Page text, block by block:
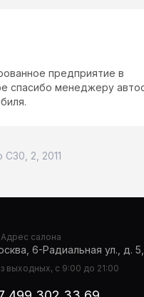
предприятие в
спасибо менеджеру
C30, 2, 2011
Адрес салона
6-Радиальная ул., д. 5,
выходных, с 9:00 до 21:00